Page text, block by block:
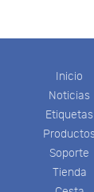
Inicio
Noticias
Etiquetas
Soporte
Tienda